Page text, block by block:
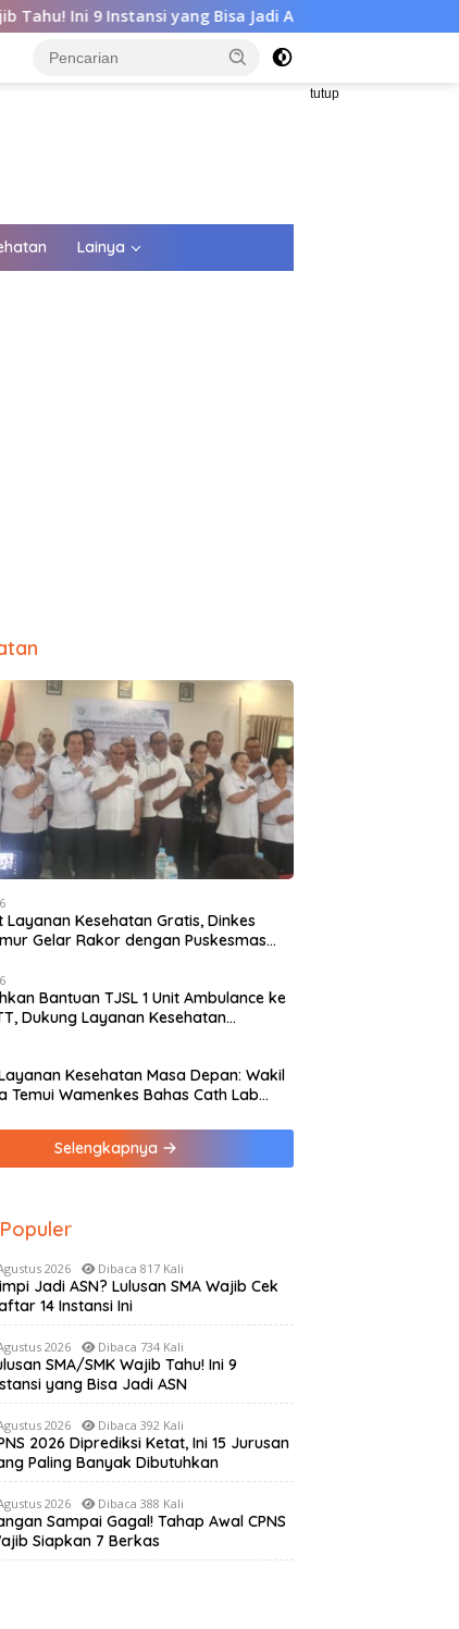
yang Bisa Jadi ASN Mimpi Jadi ASN? Lulusan
tutup
Lainya
Layanan Kesehatan Gratis, Dinkes
Gelar Rakor dengan Puskesmas
Bantuan TJSL 1 Unit Ambulance ke
Dukung Layanan Kesehatan
Kesehatan Masa Depan: Wakil
Temui Wamenkes Bahas Cath Lab
Selengkapnya
2026 Dibaca 817 Kali
Jadi ASN? Lulusan SMA Wajib Cek
14 Instansi Ini
2026 Dibaca 734 Kali
SMA/SMK Wajib Tahu! Ini 9
yang Bisa Jadi ASN
2026 Dibaca 392 Kali
2026 Diprediksi Ketat, Ini 15 Jurusan
Paling Banyak Dibutuhkan
2026 Dibaca 388 Kali
Sampai Gagal! Tahap Awal CPNS
Siapkan 7 Berkas